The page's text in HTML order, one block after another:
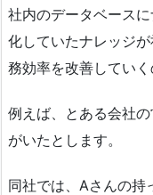
社内のデータベース
化していたナレッジ
務効率を改善していく
例えば、とある会社
がいたとします。
同社では、Aさんの持